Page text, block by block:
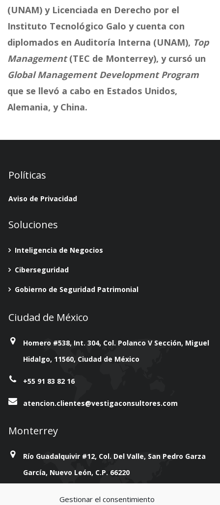
Gestionar el consentimiento
(UNAM) y Licenciada en Derecho por el
Instituto Tecnológico Galo y cuenta con
diplomados en Auditoría Interna (UNAM), Top
Management(TEC de Monterrey), y cursó un
Global Management Development Program
que se llevó a cabo en Estados Unidos,
Alemania, y China.
Políticas
Aviso de Privacidad
Soluciones
Inteligencia de Negocios
Ciberseguridad
Gobierno de Seguridad Patrimonial
Ciudad de México
Homero #538, Int. 304, Col. Polanco V Sección, Miguel
Hidalgo, 11560, Ciudad de México
+55 91 83 82 16
atencion.clientes@vestigaconsultores.com
Monterrey
Río Guadalquivir #12, Col. Del Valle, San Pedro Garza
García, Nuevo León, C.P. 66220